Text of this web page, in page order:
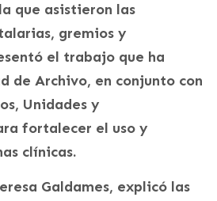
que asistieron las
gremios y
el trabajo que ha
de Archivo, en conjunto con
Unidades y
fortalecer el uso y
clínicas.
Galdames, explicó las